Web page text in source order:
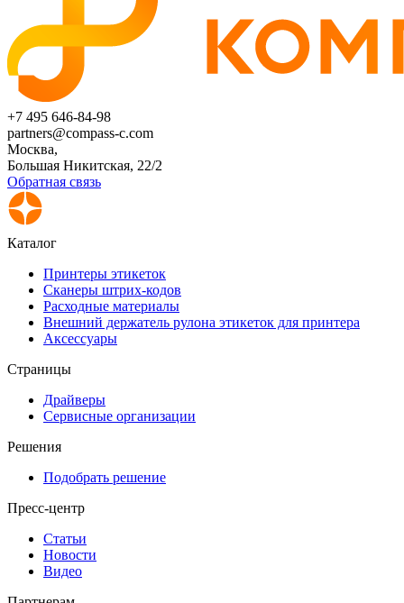
+7 495 646-84-98
partners@compass-c.com
Москва,
Большая Никитская, 22/2
Обратная связь
Каталог
Принтеры этикеток
Сканеры штрих-кодов
Расходные материалы
Внешний держатель рулона этикеток для принтера
Аксессуары
Страницы
Драйверы
Сервисные организации
Решения
Подобрать решение
Пресс-центр
Статьи
Новости
Видео